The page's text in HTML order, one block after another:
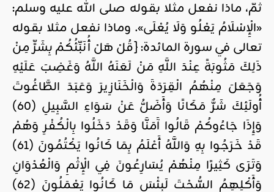
ثمّ، ماذا نفعل مثلا بقوله صلى الله عليه وسلم:
«الْإِسْلَامُ يَعْلُو وَلَا يُعْلَى». وماذا نفعل مثلا بقوله
تعالى في سورة المائدة: {قُلْ هَلْ أُنَبِّئُكُمْ بِشَرٍّ مِنْ
ذَلِكَ مَثُوبَةً عِنْدَ اللَّهِ مَنْ لَعَنَهُ اللَّهُ وَغَضِبَ عَلَيْهِ
وَجَعَلَ مِنْهُمُ الْقِرَدَةَ وَالْخَنَازِيرَ وَعَبَدَ الطَّاغُوتَ
أُولَئِكَ شَرٌّ مَكَانًا وَأَضَلُّ عَنْ سَوَاءِ السَّبِيلِ (60)
وَإِذَا جَاءُوكُمْ قَالُوا آَمَنَّا وَقَدْ دَخَلُوا بِالْكُفْرِ وَهُمْ
قَدْ خَرَجُوا بِهِ وَاللَّهُ أَعْلَمُ بِمَا كَانُوا يَكْتُمُونَ (61)
وَتَرَى كَثِيرًا مِنْهُمْ يُسَارِعُونَ فِي الْإِثْمِ وَالْعُدْوَانِ
وَأَكْلِهِمُ السُّحْتَ لَبِئْسَ مَا كَانُوا يَعْمَلُونَ (62)